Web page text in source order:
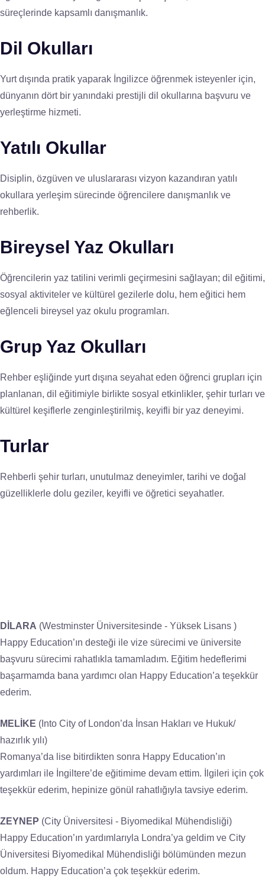
süreçlerinde kapsamlı danışmanlık.
Dil Okulları
Yurt dışında pratik yaparak İngilizce öğrenmek isteyenler için,
dünyanın dört bir yanındaki prestijli dil okullarına başvuru ve
yerleştirme hizmeti.
Yatılı Okullar
Disiplin, özgüven ve uluslararası vizyon kazandıran yatılı
okullara yerleşim sürecinde öğrencilere danışmanlık ve
rehberlik.
Bireysel Yaz Okulları
Öğrencilerin yaz tatilini verimli geçirmesini sağlayan; dil eğitimi,
sosyal aktiviteler ve kültürel gezilerle dolu, hem eğitici hem
eğlenceli bireysel yaz okulu programları.
Grup Yaz Okulları
Rehber eşliğinde yurt dışına seyahat eden öğrenci grupları için
planlanan, dil eğitimiyle birlikte sosyal etkinlikler, şehir turları ve
kültürel keşiflerle zenginleştirilmiş, keyifli bir yaz deneyimi.
Turlar
Rehberli şehir turları, unutulmaz deneyimler, tarihi ve doğal
güzelliklerle dolu geziler, keyifli ve öğretici seyahatler.
DİLARA (Westminster Üniversitesinde - Yüksek Lisans )
Happy Education’ın desteği ile vize sürecimi ve üniversite
başvuru sürecimi rahatlıkla tamamladım. Eğitim hedeflerimi
başarmamda bana yardımcı olan Happy Education’a teşekkür
ederim.
MELİKE (Into City of London’da İnsan Hakları ve Hukuk/
hazırlık yılı)
Romanya’da lise bitirdikten sonra Happy Education’ın
yardımları ile İngiltere’de eğitimime devam ettim. İlgileri için çok
teşekkür ederim, hepinize gönül rahatlığıyla tavsiye ederim.
ZEYNEP (City Üniversitesi - Biyomedikal Mühendisliği)
Happy Education’ın yardımlarıyla Londra’ya geldim ve City
Üniversitesi Biyomedikal Mühendisliği bölümünden mezun
oldum. Happy Education’a çok teşekkür ederim.